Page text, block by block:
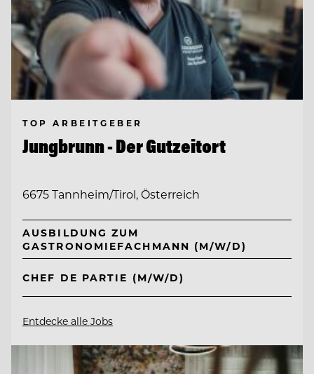
TOP ARBEITGEBER
Jungbrunn - Der Gutzeitort
6675 Tannheim/Tirol, Österreich
AUSBILDUNG ZUM
GASTRONOMIEFACHMANN (M/W/D)
CHEF DE PARTIE (M/W/D)
Entdecke alle Jobs